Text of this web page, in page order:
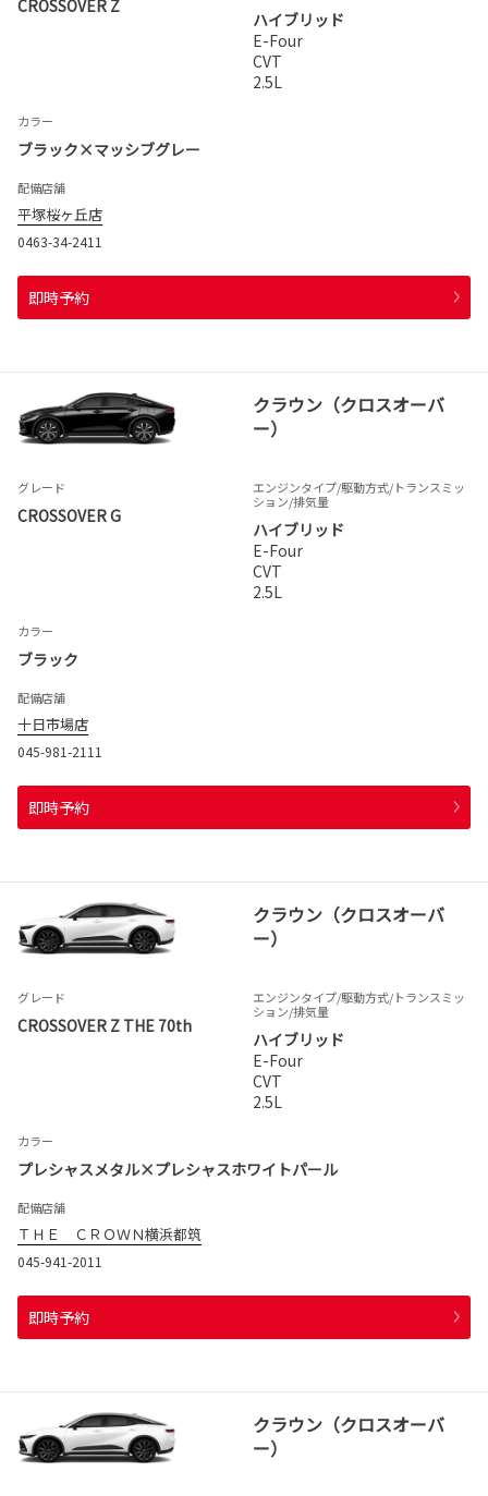
CROSSOVER Z
ハイブリッド
E-Four
CVT
2.5L
カラー
ブラック×マッシブグレー
配備店舗
平塚桜ヶ丘店
0463-34-2411
即時予約
クラウン（クロスオーバ
ー）
グレード
CROSSOVER G
エンジンタイプ/駆動方式/トランスミッ
ション/排気量
ハイブリッド
E-Four
CVT
2.5L
カラー
ブラック
配備店舗
十日市場店
045-981-2111
即時予約
クラウン（クロスオーバ
ー）
グレード
CROSSOVER Z THE 70th
エンジンタイプ/駆動方式/トランスミッ
ション/排気量
ハイブリッド
E-Four
CVT
2.5L
カラー
プレシャスメタル×プレシャスホワイトパール
配備店舗
ＴＨＥ ＣＲＯＷＮ横浜都筑
045-941-2011
即時予約
クラウン（クロスオーバ
ー）